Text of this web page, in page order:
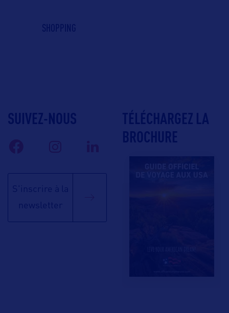
SHOPPING
SUIVEZ-NOUS
S'inscrire à la
newsletter
TÉLÉCHARGEZ LA
BROCHURE